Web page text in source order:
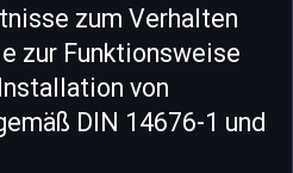
zum Verhalten
zur Funktionsweise
von
DIN 14676-1 und